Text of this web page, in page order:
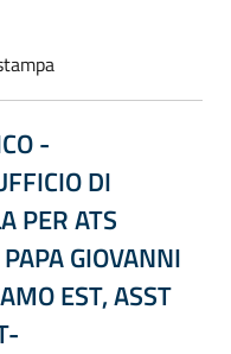
-
DI
PER ATS
GIOVANNI
EST, ASST